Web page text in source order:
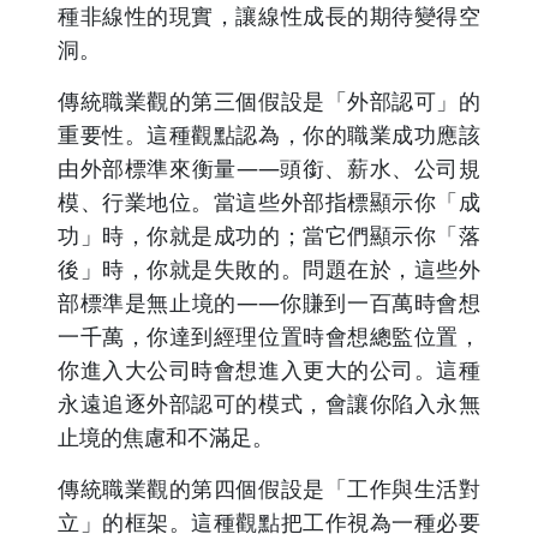
種非線性的現實，讓線性成長的期待變得空
洞。
傳統職業觀的第三個假設是「外部認可」的
重要性。這種觀點認為，你的職業成功應該
由外部標準來衡量——頭銜、薪水、公司規
模、行業地位。當這些外部指標顯示你「成
功」時，你就是成功的；當它們顯示你「落
後」時，你就是失敗的。問題在於，這些外
部標準是無止境的——你賺到一百萬時會想
一千萬，你達到經理位置時會想總監位置，
你進入大公司時會想進入更大的公司。這種
永遠追逐外部認可的模式，會讓你陷入永無
止境的焦慮和不滿足。
傳統職業觀的第四個假設是「工作與生活對
立」的框架。這種觀點把工作視為一種必要